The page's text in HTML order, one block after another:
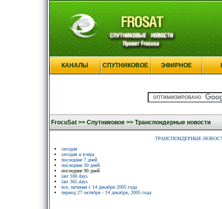
КАНАЛЫ СПУТНИКОВОЕ ЭФИРНОЕ
FrocuSat >> Спутниковое >> Транспондерные новости
ТРАНСПОНДЕРНЫЕ
сегодня
сегодня и вчера
последние 7 дней
последние 30 дней
последние 90 дней
last 180 days
last 365 days
все, начиная с 14 декабря 2005 года
период 27 октября - 14 декабря, 2005 года